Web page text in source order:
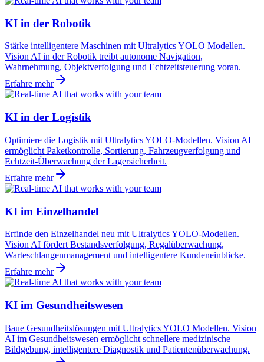
KI in der Robotik
Stärke intelligentere Maschinen mit Ultralytics YOLO Modellen.
Vision AI in der Robotik treibt autonome Navigation,
Wahrnehmung, Objektverfolgung und Echtzeitsteuerung voran.
Erfahre mehr
KI in der Logistik
Optimiere die Logistik mit Ultralytics YOLO-Modellen. Vision AI
ermöglicht Paketkontrolle, Sortierung, Fahrzeugverfolgung und
Echtzeit-Überwachung der Lagersicherheit.
Erfahre mehr
KI im Einzelhandel
Erfinde den Einzelhandel neu mit Ultralytics YOLO-Modellen.
Vision AI fördert Bestandsverfolgung, Regalüberwachung,
Warteschlangenmanagement und intelligentere Kundeneinblicke.
Erfahre mehr
KI im Gesundheitswesen
Baue Gesundheitslösungen mit Ultralytics YOLO Modellen. Vision
AI im Gesundheitswesen ermöglicht schnellere medizinische
Bildgebung, intelligentere Diagnostik und Patientenüberwachung.